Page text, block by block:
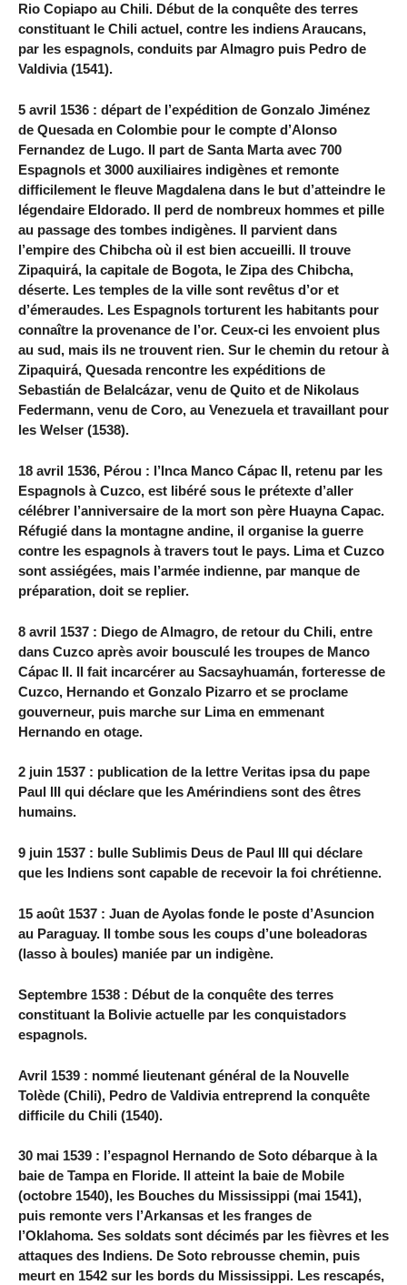
Rio Copiapo au Chili. Début de la conquête des terres
constituant le Chili actuel, contre les indiens Araucans,
par les espagnols, conduits par Almagro puis Pedro de
Valdivia (1541).
5 avril 1536 : départ de l’expédition de Gonzalo Jiménez
de Quesada en Colombie pour le compte d’Alonso
Fernandez de Lugo. Il part de Santa Marta avec 700
Espagnols et 3000 auxiliaires indigènes et remonte
difficilement le fleuve Magdalena dans le but d’atteindre le
légendaire Eldorado. Il perd de nombreux hommes et pille
au passage des tombes indigènes. Il parvient dans
l’empire des Chibcha où il est bien accueilli. Il trouve
Zipaquirá, la capitale de Bogota, le Zipa des Chibcha,
déserte. Les temples de la ville sont revêtus d’or et
d’émeraudes. Les Espagnols torturent les habitants pour
connaître la provenance de l’or. Ceux-ci les envoient plus
au sud, mais ils ne trouvent rien. Sur le chemin du retour à
Zipaquirá, Quesada rencontre les expéditions de
Sebastián de Belalcázar, venu de Quito et de Nikolaus
Federmann, venu de Coro, au Venezuela et travaillant pour
les Welser (1538).
18 avril 1536, Pérou : l’Inca Manco Cápac II, retenu par les
Espagnols à Cuzco, est libéré sous le prétexte d’aller
célébrer l’anniversaire de la mort son père Huayna Capac.
Réfugié dans la montagne andine, il organise la guerre
contre les espagnols à travers tout le pays. Lima et Cuzco
sont assiégées, mais l’armée indienne, par manque de
préparation, doit se replier.
8 avril 1537 : Diego de Almagro, de retour du Chili, entre
dans Cuzco après avoir bousculé les troupes de Manco
Cápac II. Il fait incarcérer au Sacsayhuamán, forteresse de
Cuzco, Hernando et Gonzalo Pizarro et se proclame
gouverneur, puis marche sur Lima en emmenant
Hernando en otage.
2 juin 1537 : publication de la lettre Veritas ipsa du pape
Paul III qui déclare que les Amérindiens sont des êtres
humains.
9 juin 1537 : bulle Sublimis Deus de Paul III qui déclare
que les Indiens sont capable de recevoir la foi chrétienne.
15 août 1537 : Juan de Ayolas fonde le poste d’Asuncion
au Paraguay. Il tombe sous les coups d’une boleadoras
(lasso à boules) maniée par un indigène.
Septembre 1538 : Début de la conquête des terres
constituant la Bolivie actuelle par les conquistadors
espagnols.
Avril 1539 : nommé lieutenant général de la Nouvelle
Tolède (Chili), Pedro de Valdivia entreprend la conquête
difficile du Chili (1540).
30 mai 1539 : l’espagnol Hernando de Soto débarque à la
baie de Tampa en Floride. Il atteint la baie de Mobile
(octobre 1540), les Bouches du Mississippi (mai 1541),
puis remonte vers l’Arkansas et les franges de
l’Oklahoma. Ses soldats sont décimés par les fièvres et les
attaques des Indiens. De Soto rebrousse chemin, puis
meurt en 1542 sur les bords du Mississippi. Les rescapés,